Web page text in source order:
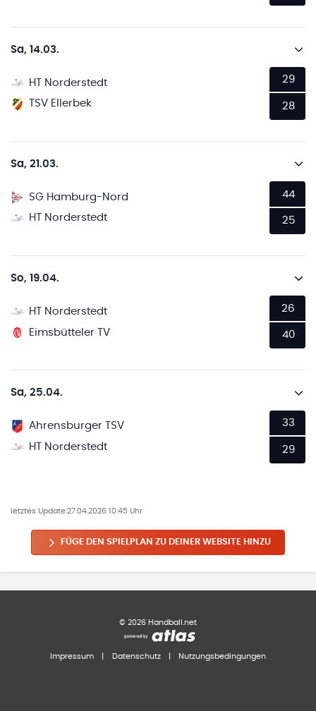
Sa, 14.03.
HT Norderstedt
TSV Ellerbek
29
28
Sa, 21.03.
SG Hamburg-Nord
HT Norderstedt
44
25
So, 19.04.
HT Norderstedt
Eimsbütteler TV
26
40
Sa, 25.04.
Ahrensburger TSV
HT Norderstedt
33
29
letztes Update:27.04.2026 10:45 Uhr
FÜGE DEN SPIELPLAN ZU DEINER WEBSITE HINZU
© 2026 Handball.net
Impressum Datenschutz Nutzungsbedingungen